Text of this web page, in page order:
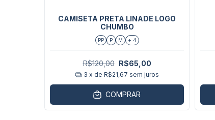
CAMISETA PRETA LINADE LOGO
CHUMBO
PP P M + 4
R$120,00 R$65,00
3 x de R$21,67 sem juros
COMPRAR